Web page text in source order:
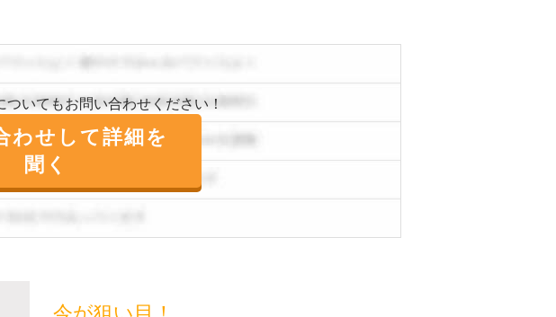
いてもお問い合わせください！
わせして詳細を
聞く